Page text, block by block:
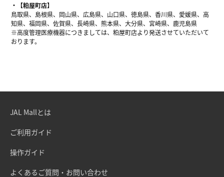
【粕屋町店】
鳥取県、島根県、岡山県、広島県、山口県、徳島県、香川県、愛媛県、高
知県、福岡県、佐賀県、長崎県、熊本県、大分県、宮崎県、鹿児島県
※高度管理医療機器につきましては、粕屋町店より発送させていただいて
おります。
JAL Mallとは
ご利用ガイド
操作ガイド
よくあるご質問・お問い合わせ